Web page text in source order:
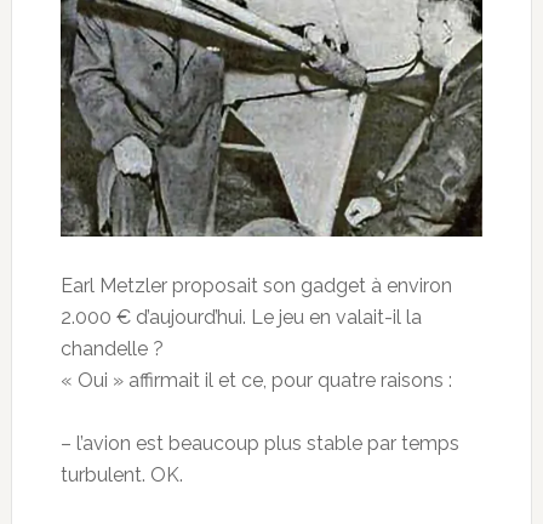
Earl Metzler proposait son gadget à environ
2.000 € d’aujourd’hui. Le jeu en valait-il la
chandelle ?
« Oui » affirmait il et ce, pour quatre raisons :
– l’avion est beaucoup plus stable par temps
turbulent. OK.